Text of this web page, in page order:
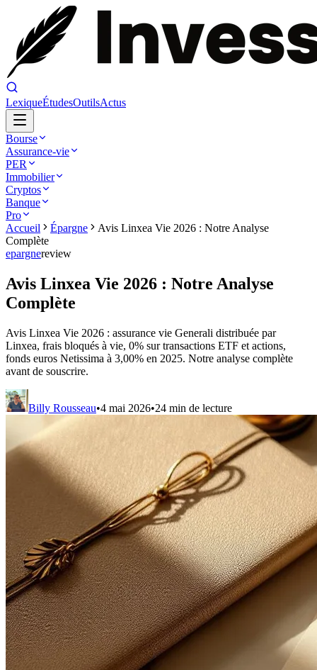
LexiqueÉtudesOutilsActus
Bourse
Assurance-vie
PER
Immobilier
Cryptos
Banque
Pro
Accueil
Épargne
Avis Linxea Vie 2026 : Notre Analyse
Complète
epargnereview
Avis Linxea Vie 2026 : Notre Analyse
Complète
Avis Linxea Vie 2026 : assurance vie Generali distribuée par
Linxea, frais bloqués à vie, 0% sur transactions ETF et actions,
fonds euros Netissima à 3,00% en 2025. Notre analyse complète
avant de souscrire.
Billy Rousseau•4 mai 2026•24 min de lecture